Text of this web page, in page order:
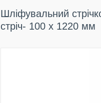
Шліфувальний
стріч- 100 х 1220 мм